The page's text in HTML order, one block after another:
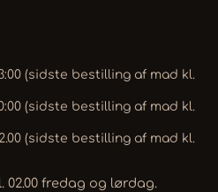
(sidste bestilling af mad kl.
(sidste bestilling af mad kl.
(sidste bestilling af mad kl.
fredag og lørdag.